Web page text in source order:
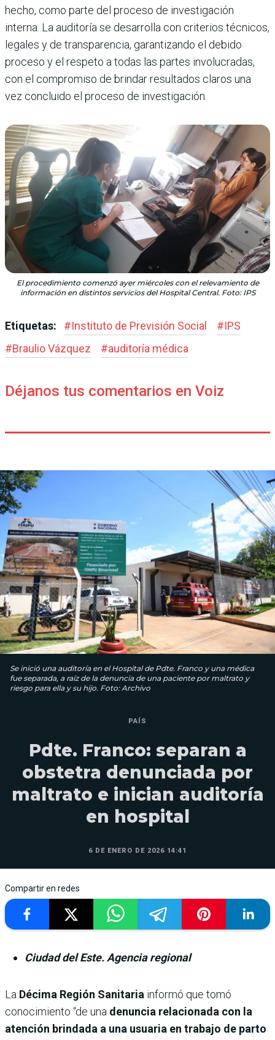
hecho, como parte del proceso de investigación
interna. La auditoría se desarrolla con criterios técnicos,
legales y de transparencia, garantizando el debido
proceso y el respeto a todas las partes involucradas,
con el compromiso de brindar resultados claros una
vez concluido el proceso de investigación.
El procedimiento comenzó ayer miércoles con el relevamiento de
información en distintos servicios del Hospital Central. Foto: IPS
Etiquetas: #Instituto de Previsión Social #IPS
#Braulio Vázquez #auditoría médica
Déjanos tus comentarios en Voiz
Se inició una auditoría en el Hospital de Pdte. Franco y una médica
fue separada, a raíz de la denuncia de una paciente por maltrato y
riesgo para ella y su hijo. Foto: Archivo
PAÍS
Pdte. Franco: separan a
obstetra denunciada por
maltrato e inician auditoría
en hospital
6 DE ENERO DE 2026 14:41
Compartir en redes
Ciudad del Este. Agencia regional
La Décima Región Sanitaria informó que tomó
conocimiento “de una denuncia relacionada con la
atención brindada a una usuaria en trabajo de parto